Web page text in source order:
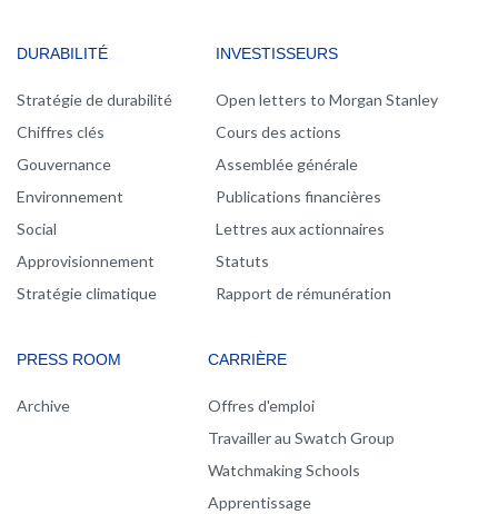
DURABILITÉ
Stratégie de durabilité
Chiffres clés
Gouvernance
Environnement
Social
Approvisionnement
Stratégie climatique
INVESTISSEURS
Open letters to Morgan Stanley
Cours des actions
Assemblée générale
Publications financières
Lettres aux actionnaires
Statuts
Rapport de rémunération
PRESS ROOM
Archive
CARRIÈRE
Offres d'emploi
Travailler au Swatch Group
Watchmaking Schools
Apprentissage